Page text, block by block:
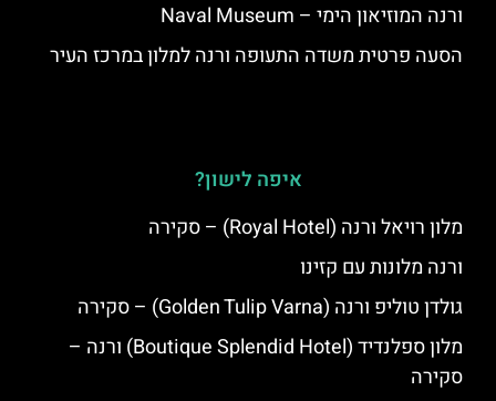
ורנה המוזיאון הימי – Naval Museum
הסעה פרטית משדה התעופה ורנה למלון במרכז העיר
איפה לישון?
מלון רויאל ורנה (Royal Hotel) – סקירה
ורנה מלונות עם קזינו
גולדן טוליפ ורנה (Golden Tulip Varna) – סקירה
מלון ספלנדיד (Boutique Splendid Hotel) ורנה –
סקירה